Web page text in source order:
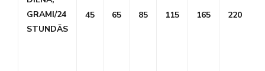
GRAMI/24
STUNDĀS
45 65 85 115 165 220